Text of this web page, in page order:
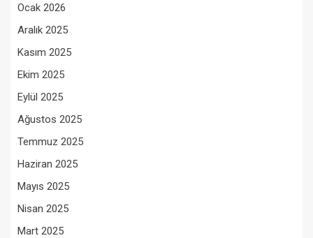
Ocak 2026
Aralık 2025
Kasım 2025
Ekim 2025
Eylül 2025
Ağustos 2025
Temmuz 2025
Haziran 2025
Mayıs 2025
Nisan 2025
Mart 2025